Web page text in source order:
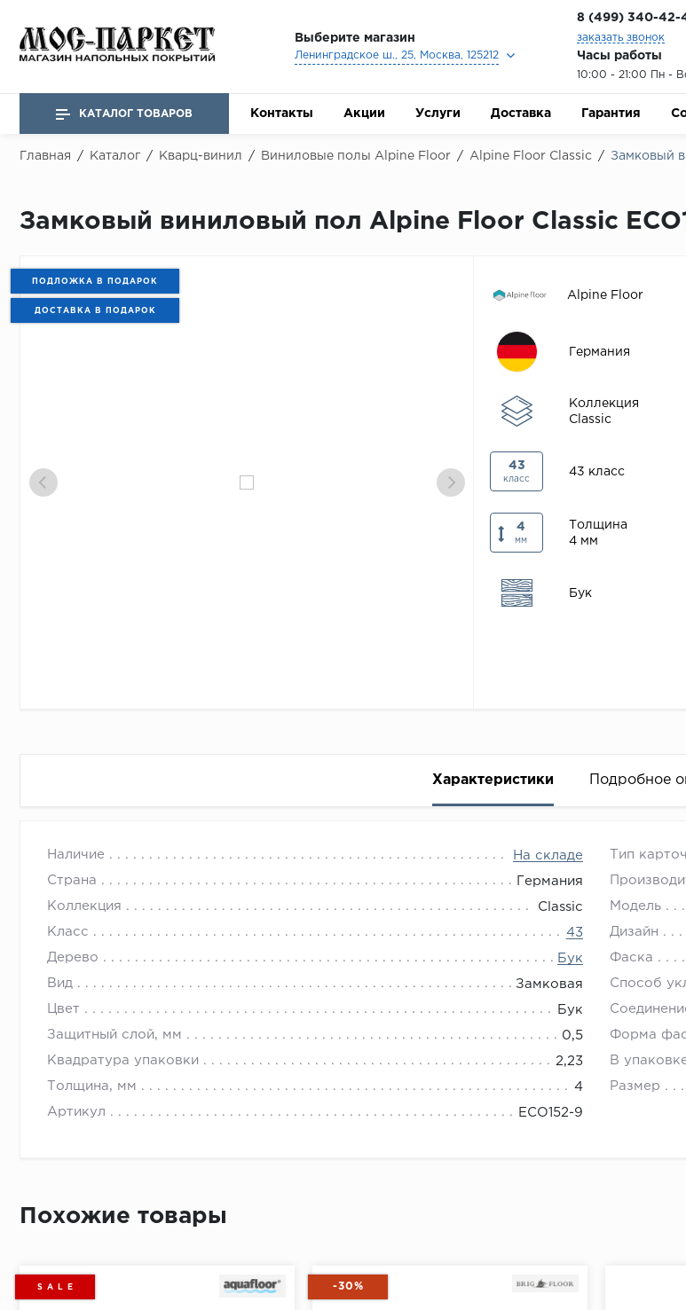
Выберите магазин
Ленинградское ш., 25, Москва, 125212
8 (499) 340-42-
заказать звонок
Часы работы
10:00 - 21:00 Пн -
КАТАЛОГ ТОВАРОВ Контакты Акции Услуги Доставка Гарантия
Главная / Каталог / Кварц-винил / Виниловые полы Alpine Floor / Alpine Floor Classic / Замковый
Замковый виниловый пол Alpine Floor Classic
ПОДЛОЖКА В ПОДАРОК
ДОСТАВКА В ПОДАРОК
Alpine Floor
Германия
Коллекция
Classic
43
класс
43 класс
4
мм
Толщина
4 мм
Бук
Характеристики Подробное
Наличие На складе Тип
Страна Германия
Коллекция Classic Модель
Класс 43 Дизайн
Дерево Бук Фаска
Вид Замковая Способ
Цвет Бук
Защитный слой, мм 0,5 Форма
Квадратура упаковки 2,23 В
Толщина, мм 4 Размер
Артикул ECO152-9
Похожие товары
S A L E -30%